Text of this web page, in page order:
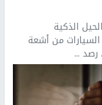
الذكية
من أشعة
رصد ...